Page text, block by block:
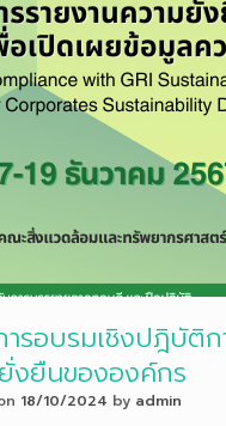
ารอบรมเชิงปฎิบัติ
งยืนขององค์กร
18/10/2024 by admin